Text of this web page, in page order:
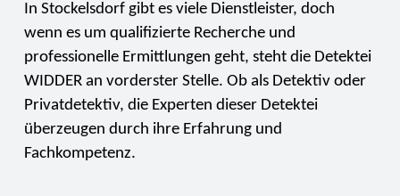
In Stockelsdorf gibt es viele Dienstleister, doch
wenn es um qualifizierte Recherche und
professionelle Ermittlungen geht, steht die Detektei
WIDDER an vorderster Stelle. Ob als Detektiv oder
Privatdetektiv, die Experten dieser Detektei
überzeugen durch ihre Erfahrung und
Fachkompetenz.